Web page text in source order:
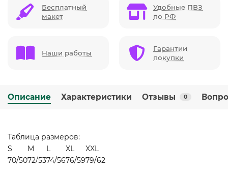
Бесплатный
макет
Удобные ПВЗ
по РФ
Наши работы
Гарантии
покупки
Описание Характеристики Отзывы 0
Таблица размеров:
S
M L XL
XXL
70/5072/5374/5676/5979/62